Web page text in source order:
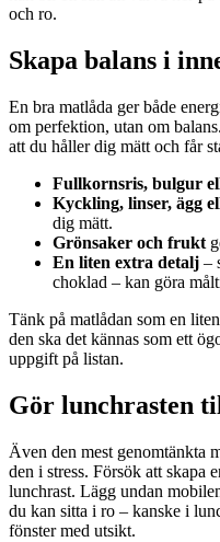
och ro.
Skapa balans i
En bra matlåda ger både
om perfektion, utan om
att du håller dig mätt och får
Fullkornsris, bulgur
Kyckling, linser, ägg
dig mätt.
Grönsaker och frukt
En liten extra detalj –
choklad – kan göra
Tänk på matlådan som en
den ska det kännas som ett
uppgift på listan.
Gör lunchrasten
Även den mest genomtänkta
den i stress. Försök att skapa
lunchrast. Lägg undan
du kan sitta i ro – kanske i
fönster med utsikt.